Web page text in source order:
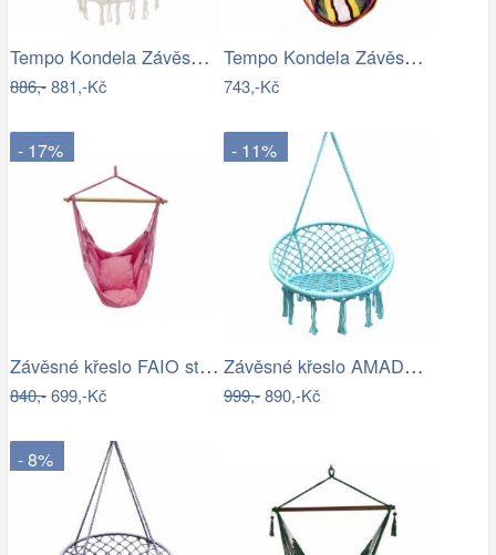
Tempo Kondela Závěsné křeslo AMADO 2…
886,-881,-Kč
Tempo Kondela Závěsné houpací křeslo…
743,-Kč
- 17%
Závěsné křeslo FAIO starorůžová
840,-699,-Kč
- 11%
Závěsné křeslo AMADO 2 NEW Tempo Kondela
999,-890,-Kč
- 8%